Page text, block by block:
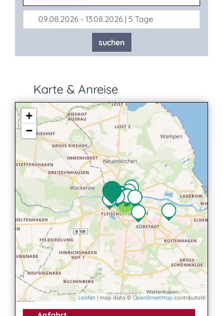
09.08.2026 - 13.08.2026 | 5 Tage
suchen
Karte & Anreise
34
+
−
Leaflet | map data ©OpenStreetMap contributors